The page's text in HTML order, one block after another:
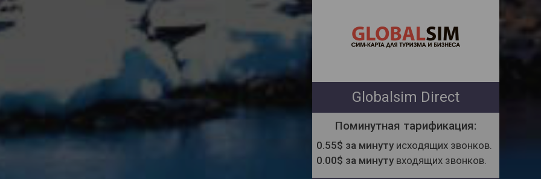
Globalsim Direct
Поминутная тарификация:
0.55$ за минутуисходящих звонков.
0.00$ за минутувходящих звонков.